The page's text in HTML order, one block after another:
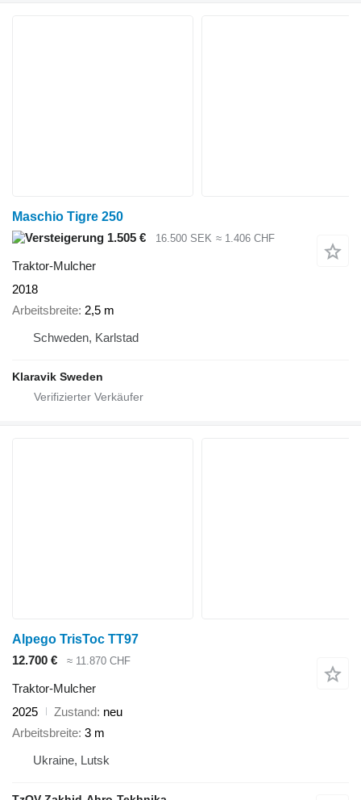
Maschio Tigre 250
1.505 €
16.500 SEK ≈ 1.406 CHF
Traktor-Mulcher
2018
Arbeitsbreite 2,5 m
Schweden, Karlstad
Klaravik Sweden
Alpego TrisToc TT97
12.700 €
≈ 11.870 CHF
Traktor-Mulcher
2025
Zustand neu
Arbeitsbreite 3 m
Ukraine, Lutsk